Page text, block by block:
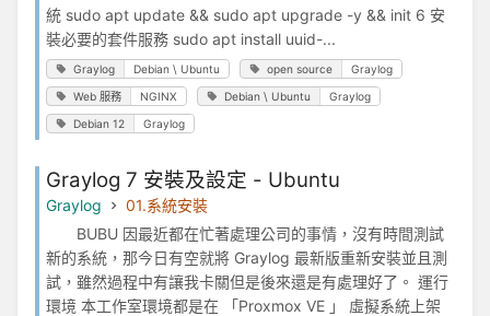
統 sudo apt update && sudo apt upgrade -y && init 6 安
裝必要的套件服務 sudo apt install uuid-...
Graylog Debian \ Ubuntu open source Graylog
Web 服務 NGINX Debian \ Ubuntu Graylog
Debian 12 Graylog
Graylog 7 安裝及設定 - Ubuntu
Graylog
01.系統安裝
BUBU 因最近都在忙著處理公司的事情，沒有時間測試
新的系統，那今日有空就將 Graylog 最新版重新安裝並且測
試，雖然過程中有讓我卡關但是後來還是有處理好了。 運行
環境 本工作室環境都是在 「Proxmox VE 」 虛擬系統上架